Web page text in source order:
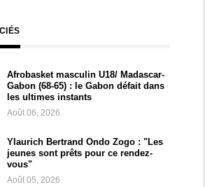
Afrobasket masculin U18/ Madascar-
Gabon (68-65) : le Gabon défait dans
les ultimes instants
Août 06, 2026
Ylaurich Bertrand Ondo Zogo : "Les
jeunes sont prêts pour ce rendez-
vous"
Août 05, 2026